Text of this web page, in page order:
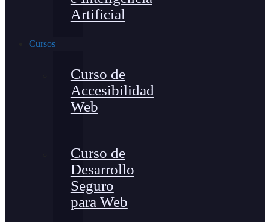
Artificial
Cursos
Curso de
Accesibilidad
Web
Curso de
Desarrollo
Seguro
para Web